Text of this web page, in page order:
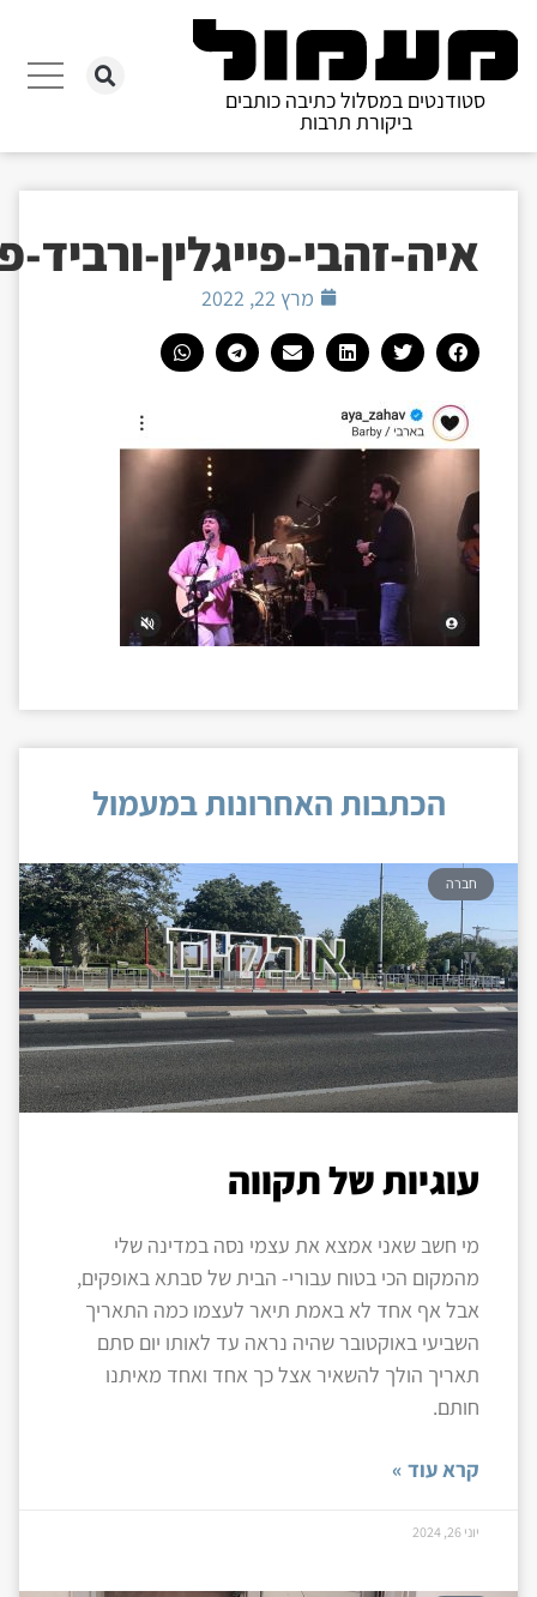
סטודנטים במסלול כתיבה כותבים
ביקורת תרבות
איה-זהבי-פייגלין-
מרץ 22, 2022
הכתבות האחרונות במעמול
חברה
עוגיות של תקווה
מי חשב שאני אמצא את עצמי נסה במדינה שלי
מהמקום הכי בטוח עבורי- הבית של סבתא באופקים,
אבל אף אחד לא באמת תיאר לעצמו כמה התאריך
השביעי באוקטובר שהיה נראה עד לאותו יום סתם
תאריך הולך להשאיר אצל כך אחד ואחד מאיתנו
חותם.
קרא עוד »
יוני 26, 2024